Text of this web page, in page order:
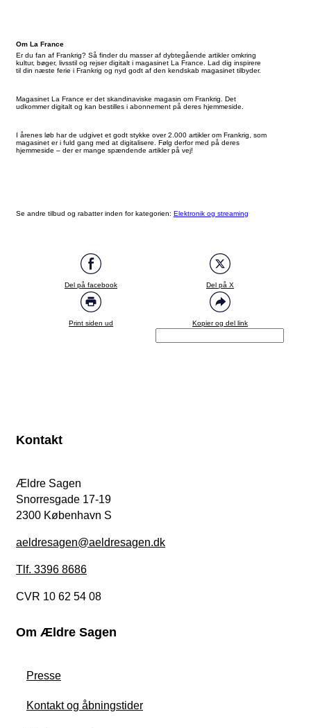
Om La France
Er du fan af Frankrig? Så finder du masser af dybtegående artikler omkring
kultur, bøger, livsstil og rejser digitalt i magasinet La France. Lad dig inspirere
til din næste ferie i Frankrig og nyd godt af den kendskab magasinet tilbyder.
Magasinet La France er det skandinaviske magasin om Frankrig. Det
udkommer digitalt og kan bestilles i abonnement på deres hjemmeside.
I årenes løb har de udgivet et godt stykke over 2.000 artikler om Frankrig, som
magasinet er i fuld gang med at digitalisere. Følg derfor med på deres
hjemmeside – der er mange spændende artikler på vej!
Se andre tilbud og rabatter inden for kategorien: Elektronik og streaming
Del på facebook Del på X
Print siden ud Kopier og del link
Kontakt
Ældre Sagen
Snorresgade 17-19
2300 København S
aeldresagen@aeldresagen.dk
Tlf. 3396 8686
CVR 10 62 54 08
Om Ældre Sagen
Presse
Kontakt og åbningstider